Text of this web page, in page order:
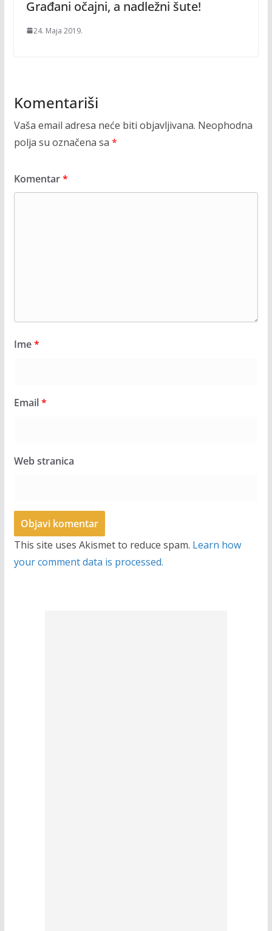
Građani očajni, a nadležni šute!
24. Maja 2019.
Komentariši
Vaša email adresa neće biti objavljivana. Neophodna
polja su označena sa *
Komentar*
Ime*
Email*
Web stranica
This site uses Akismet to reduce spam. Learn how
your comment data is processed.